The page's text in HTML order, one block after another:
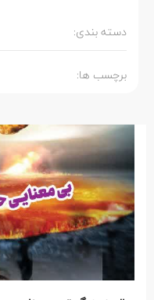
دسته بندی:
برچسب ها: